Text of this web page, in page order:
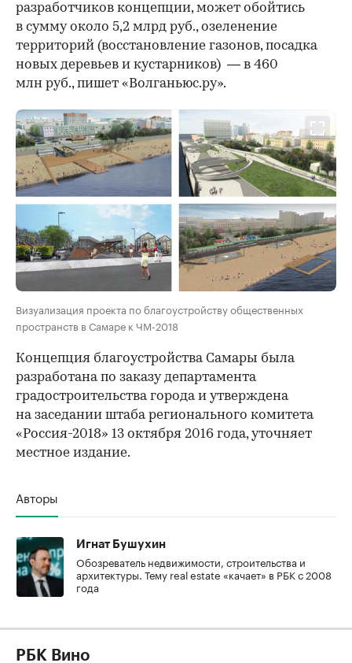
разработчиков концепции, может обойтись
в сумму около 5,2 млрд руб., озеленение
территорий (восстановление газонов, посадка
новых деревьев и кустарников) — в 460
млн руб., пишет «Волганьюс.ру».
Визуализация проекта по благоустройству общественных
пространств в Самаре к ЧМ-2018
Концепция благоустройства Самары была
разработана по заказу департамента
градостроительства города и утверждена
на заседании штаба регионального комитета
«Россия-2018» 13 октября 2016 года, уточняет
местное издание.
Авторы
Игнат Бушухин
Обозреватель недвижимости, строительства и
архитектуры. Тему real estate «качает» в РБК с 2008
года
РБК Вино